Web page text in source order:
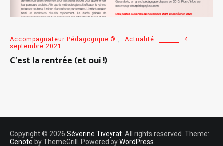
Accompagnateur Pédagogique ® , Actualité
4
septembre 2021
C’est la rentrée (et oui !)
Copyright © 2026 Séverine Tiveyrat. All rights reserved. Theme:
Cenote by ThemeGrill. Powered byWordPress.